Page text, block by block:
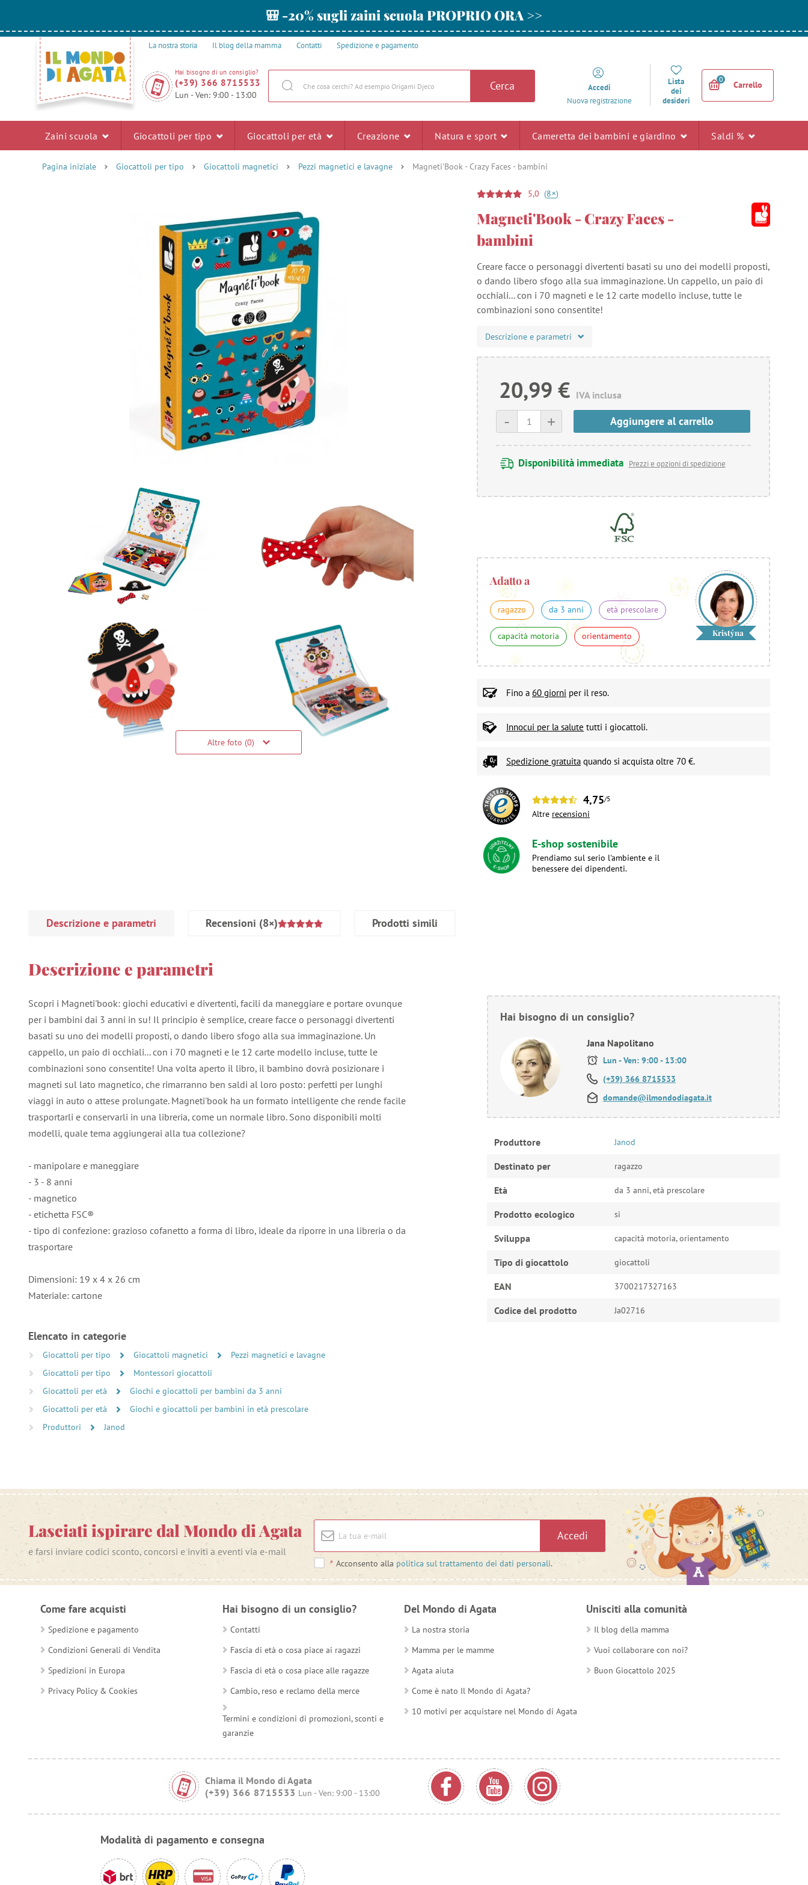
🎒 -20% sugli zaini scuola PROPRIO ORA >>
La nostra storia Il blog della mamma Contatti Spedizione e pagamento
Hai bisogno di un consiglio?
(+39) 366 8715533
Lun - Ven: 9:00 - 13:00
Cerca
Accedi
Nuova registrazione
Lista
dei
desideri
0
Carrello
Zaini scuola Giocattoli per tipo Giocattoli per età Creazione Natura e sport Cameretta dei bambini e giardino Saldi %
Pagina iniziale Giocattoli per tipo Giocattoli magnetici Pezzi magnetici e lavagne Magneti'Book - Crazy Faces - bambini
Altre foto (0)
5,0 (8+)
Magneti'Book - Crazy Faces -
bambini
Creare facce o personaggi divertenti basati su uno dei modelli proposti,
o dando libero sfogo alla sua immaginazione. Un cappello, un paio di
occhiali... con i 70 magneti e le 12 carte modello incluse, tutte le
combinazioni sono consentite!
Descrizione e parametri
20,99 € IVA inclusa
+
- Aggiungere al carrello
Disponibilità immediata Prezzi e opzioni di spedizione
Adatto a
ragazzo da 3 anni età prescolare
capacità motoria orientamento Kristýna
Fino a 60 giorni per il reso.
Innocui per la salute tutti i giocattoli.
Spedizione gratuita quando si acquista oltre 70 €.
4,75/5
Altre recensioni
E-shop sostenibile
Prendiamo sul serio l'ambiente e il
benessere dei dipendenti.
Descrizione e parametri Recensioni (8×) Prodotti simili
Descrizione e parametri
Scopri i Magneti'book: giochi educativi e divertenti, facili da maneggiare e portare ovunque
per i bambini dai 3 anni in su! Il principio è semplice, creare facce o personaggi divertenti
basati su uno dei modelli proposti, o dando libero sfogo alla sua immaginazione. Un
cappello, un paio di occhiali... con i 70 magneti e le 12 carte modello incluse, tutte le
combinazioni sono consentite! Una volta aperto il libro, il bambino dovrà posizionare i
magneti sul lato magnetico, che rimarranno ben saldi al loro posto: perfetti per lunghi
viaggi in auto o attese prolungate. Magneti'book ha un formato intelligente che rende facile
trasportarli e conservarli in una libreria, come un normale libro. Sono disponibili molti
modelli, quale tema aggiungerai alla tua collezione?
- manipolare e maneggiare
- 3 - 8 anni
- magnetico
- etichetta FSC®
- tipo di confezione: grazioso cofanetto a forma di libro, ideale da riporre in una libreria o da
trasportare
Dimensioni: 19 x 4 x 26 cm
Materiale: cartone
Elencato in categorie
Giocattoli per tipo Giocattoli magnetici
Pezzi magnetici e lavagne
Giocattoli per tipo
Montessori giocattoli
Giocattoli per età
Giochi e giocattoli per bambini da 3 anni
Giocattoli per età
Giochi e giocattoli per bambini in età prescolare
Produttori
Janod
Hai bisogno di un consiglio?
Jana Napolitano
Lun - Ven: 9:00 - 13:00
(+39) 366 8715533
domande@ilmondodiagata.it
Produttore Janod
Destinato per ragazzo
Età da 3 anni, età prescolare
Prodotto ecologico si
Sviluppa capacità motoria, orientamento
Tipo di giocattolo giocattoli
EAN 3700217327163
Codice del prodotto Ja02716
Lasciati ispirare dal Mondo di Agata
e farsi inviare codici sconto, concorsi e inviti a eventi via e-mail
Accedi
* Acconsento alla politica sul trattamento dei dati personali.
Come fare acquisti
Spedizione e pagamento
Condizioni Generali di Vendita
Spedizioni in Europa
Privacy Policy & Cookies
Hai bisogno di un consiglio?
Contatti
Fascia di età o cosa piace ai ragazzi
Fascia di età o cosa piace alle ragazze
Cambio, reso e reclamo della merce
Termini e condizioni di promozioni, sconti e
garanzie
Del Mondo di Agata
La nostra storia
Mamma per le mamme
Agata aiuta
Come è nato Il Mondo di Agata?
10 motivi per acquistare nel Mondo di Agata
Unisciti alla comunità
Il blog della mamma
Vuoi collaborare con noi?
Buon Giocattolo 2025
Chiama il Mondo di Agata
(+39) 366 8715533 Lun - Ven: 9:00 - 13:00
Modalità di pagamento e consegna